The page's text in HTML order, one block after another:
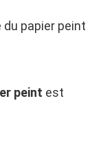
papier peint
peint est